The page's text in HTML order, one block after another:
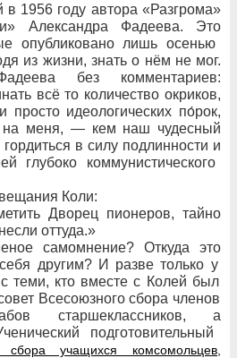
в 1956 году автора «Разгрома»
Александра Фадеева. Это
опубликовано лишь осенью
из жизни, знать о нём не мог.
без
комментариев:
всё то количество окриков,
просто идеологических по́рок,
меня, — кем наш чудесный
в силу подлинности и
глубоко коммунистического
Коли:
Дворец пионеров, тайно
оттуда.»
самомнение? Откуда это
другим? И
разве только у
теми, кто вместе с Колей был
Всесоюзного сбора членов
старшеклассников, а
подготовительный
сбора учащихся комсомольцев,